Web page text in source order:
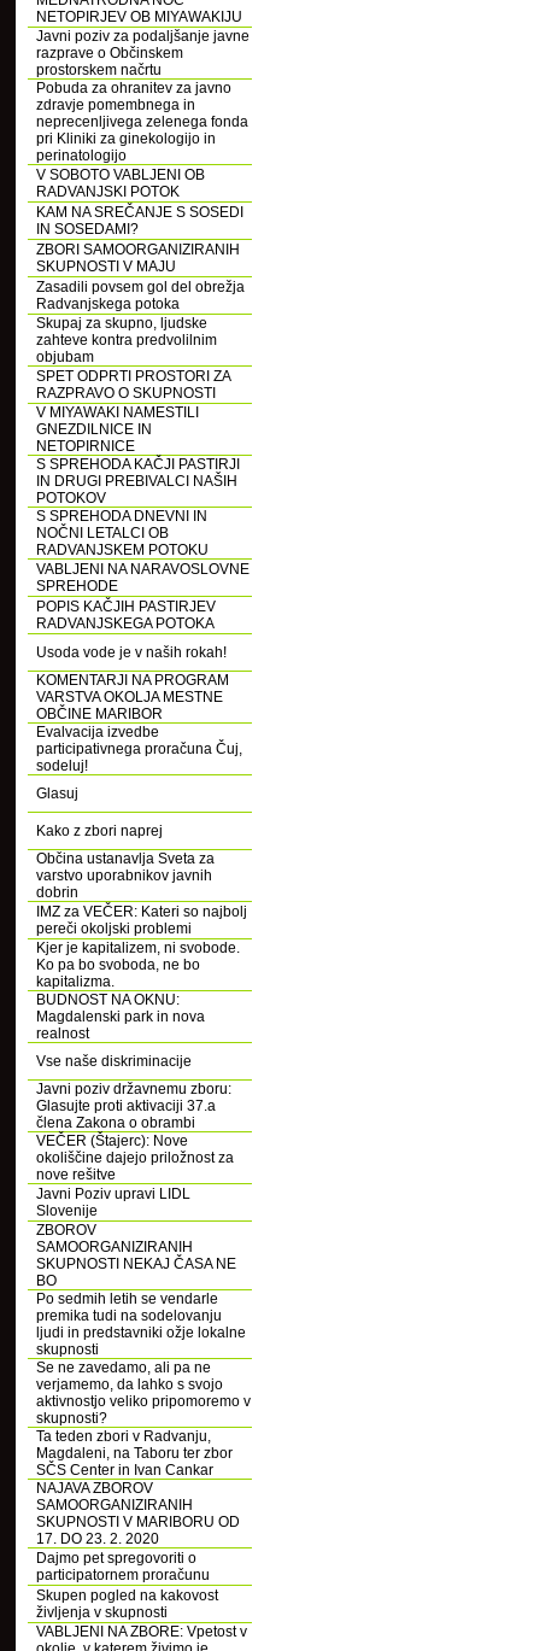
NETOPIRJEV OB MIYAWAKIJU
Javni poziv za podaljšanje javne
razprave o Občinskem
prostorskem načrtu
Pobuda za ohranitev za javno
zdravje pomembnega in
neprecenljivega zelenega fonda
pri Kliniki za ginekologijo in
perinatologijo
V SOBOTO VABLJENI OB
RADVANJSKI POTOK
KAM NA SREČANJE S SOSEDI
IN SOSEDAMI?
ZBORI SAMOORGANIZIRANIH
SKUPNOSTI V MAJU
Zasadili povsem gol del obrežja
Radvanjskega potoka
Skupaj za skupno, ljudske
zahteve kontra predvolilnim
objubam
SPET ODPRTI PROSTORI ZA
RAZPRAVO O SKUPNOSTI
V MIYAWAKI NAMESTILI
GNEZDILNICE IN
NETOPIRNICE
S SPREHODA KAČJI PASTIRJI
IN DRUGI PREBIVALCI NAŠIH
POTOKOV
S SPREHODA DNEVNI IN
NOČNI LETALCI OB
RADVANJSKEM POTOKU
VABLJENI NA NARAVOSLOVNE
SPREHODE
POPIS KAČJIH PASTIRJEV
RADVANJSKEGA POTOKA
Usoda vode je v naših rokah!
KOMENTARJI NA PROGRAM
VARSTVA OKOLJA MESTNE
OBČINE MARIBOR
Evalvacija izvedbe
participativnega proračuna Čuj,
sodeluj!
Glasuj
Kako z zbori naprej
Občina ustanavlja Sveta za
varstvo uporabnikov javnih
dobrin
IMZ za VEČER: Kateri so najbolj
pereči okoljski problemi
Kjer je kapitalizem, ni svobode.
Ko pa bo svoboda, ne bo
kapitalizma.
BUDNOST NA OKNU:
Magdalenski park in nova
realnost
Vse naše diskriminacije
Javni poziv državnemu zboru:
Glasujte proti aktivaciji 37.a
člena Zakona o obrambi
VEČER (Štajerc): Nove
okoliščine dajejo priložnost za
nove rešitve
Javni Poziv upravi LIDL
Slovenije
ZBOROV
SAMOORGANIZIRANIH
SKUPNOSTI NEKAJ ČASA NE
BO
Po sedmih letih se vendarle
premika tudi na sodelovanju
ljudi in predstavniki ožje lokalne
skupnosti
Se ne zavedamo, ali pa ne
verjamemo, da lahko s svojo
aktivnostjo veliko pripomoremo v
skupnosti?
Ta teden zbori v Radvanju,
Magdaleni, na Taboru ter zbor
SČS Center in Ivan Cankar
NAJAVA ZBOROV
SAMOORGANIZIRANIH
SKUPNOSTI V MARIBORU OD
17. DO 23. 2. 2020
Dajmo pet spregovoriti o
participatornem proračunu
Skupen pogled na kakovost
življenja v skupnosti
VABLJENI NA ZBORE: Vpetost v